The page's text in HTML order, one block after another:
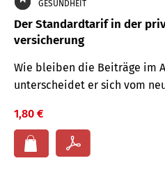
GESUNDHEIT
Der Standard­tarif in der
versicherung
Wie bleiben die Beiträge im
unterscheidet er sich vom
1,80 €